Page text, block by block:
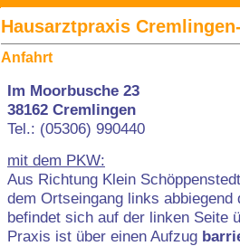
Hausarztpraxis
Anfahrt
Im Moorbusche 23
38162 Cremlingen
Tel.: (05306) 990440
mit dem PKW:
Aus Richtung Klein
dem Ortseingang links
befindet sich auf der linken Seite
Praxis ist über einen Aufzug